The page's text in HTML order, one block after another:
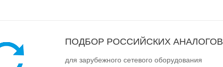
ПОДБОР РОССИЙСКИХ АНАЛОГОВ
для зарубежного сетевого оборудования